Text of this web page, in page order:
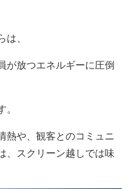
は、
が放つエネルギーに圧倒
。
熱や、観客とのコミュニ
、スクリーン越しでは味